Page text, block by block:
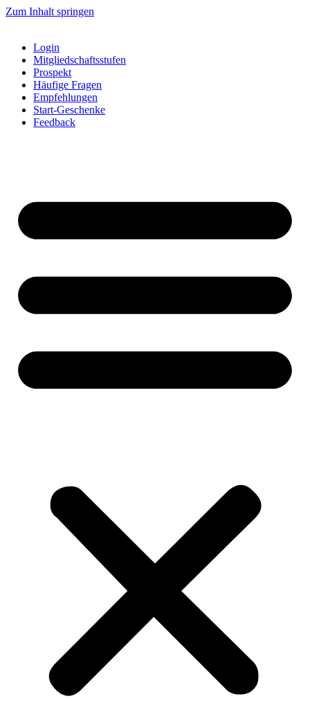
Zum Inhalt springen
Login
Mitgliedschaftsstufen
Prospekt
Häufige Fragen
Empfehlungen
Start-Geschenke
Feedback